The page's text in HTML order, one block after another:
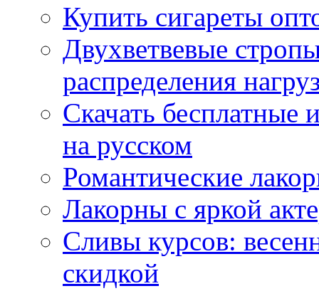
Купить сигареты
Двухветвевые
распределения
Скачать
на русском
Романтические
Лакорны с яркой
Сливы курсов:
скидкой